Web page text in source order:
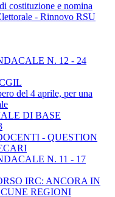
costituzione e nomina
- Rinnovo RSU
N. 12 - 24
del 4 aprile, per una
DI BASE
- QUESTION
N. 11 - 17
IRC: ANCORA IN
REGIONI